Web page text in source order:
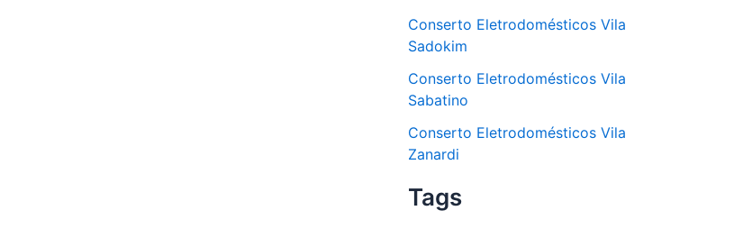
Conserto Eletrodomésticos Vila
Sadokim
Conserto Eletrodomésticos Vila
Sabatino
Conserto Eletrodomésticos Vila
Zanardi
Tags